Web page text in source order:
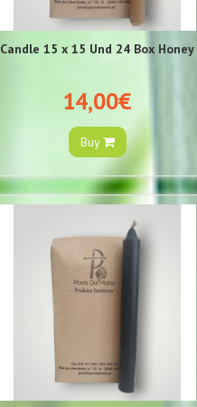
Candle 15 x 15 Und 24 Box Honey
14,00€
Buy